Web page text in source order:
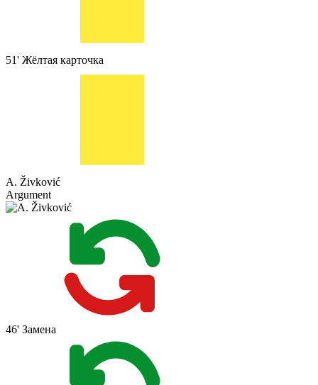
51' Жёлтая карточка
A. Živković
Argument
46' Замена